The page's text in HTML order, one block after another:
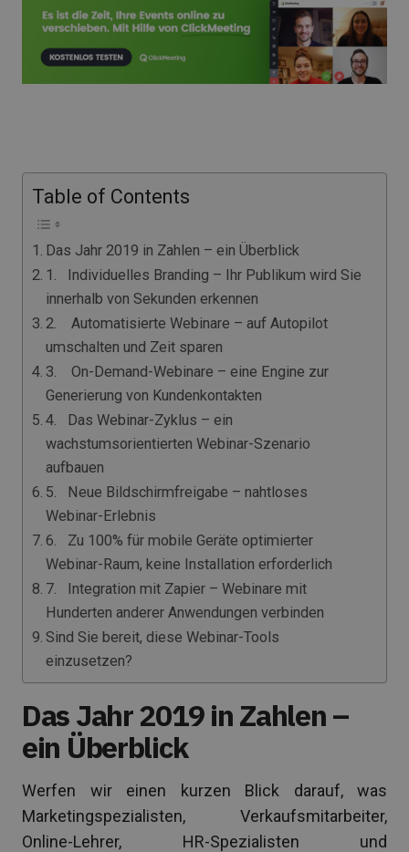
Table of Contents
Das Jahr 2019 in Zahlen – ein Überblick
1. Individuelles Branding – Ihr Publikum wird Sie
innerhalb von Sekunden erkennen
2. Automatisierte Webinare – auf Autopilot
umschalten und Zeit sparen
3. On-Demand-Webinare – eine Engine zur
Generierung von Kundenkontakten
4. Das Webinar-Zyklus – ein
wachstumsorientierten Webinar-Szenario
aufbauen
5. Neue Bildschirmfreigabe – nahtloses
Webinar-Erlebnis
6. Zu 100% für mobile Geräte optimierter
Webinar-Raum, keine Installation erforderlich
7. Integration mit Zapier – Webinare mit
Hunderten anderer Anwendungen verbinden
Sind Sie bereit, diese Webinar-Tools
einzusetzen?
Das Jahr 2019 in Zahlen –
ein Überblick
Werfen wir einen kurzen Blick darauf, was
Marketingspezialisten, Verkaufsmitarbeiter,
Online-Lehrer, HR-Spezialisten und